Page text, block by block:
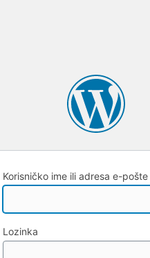
Korisničko ime ili adresa e-pošte
Lozinka